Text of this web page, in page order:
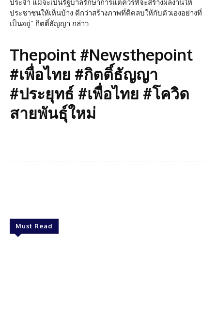
ประจำ แม้จะเป็นรัฐบาลรักษาการแต่ควรที่จะสร้างผลงานให้
ประชาชนให้เห็นบ้าง ดีกว่าสร้างภาพที่ติดลบให้กับตัวเองอย่างที่
เป็นอยู่” กิตติ์ธัญญา กล่าว
Thepoint #Newsthepoint
#เพื่อไทย #กิตติ์ธัญญา
#ประยุทธ์ #เพื่อไทย #โควิด
สายพันธุ์ใหม่
Must Read